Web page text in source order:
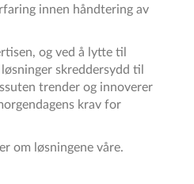
innen håndtering av
og ved å lytte til
skreddersydd til
trender og innoverer
krav for
om løsningene våre.